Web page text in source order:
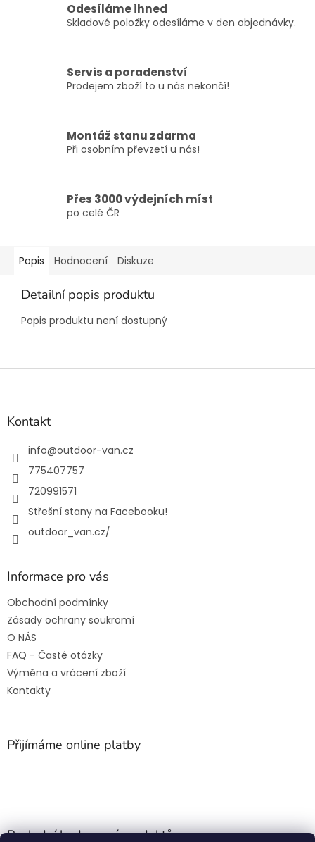
Odesíláme ihned
Skladové položky odesíláme v den objednávky.
Servis a poradenství
Prodejem zboží to u nás nekončí!
Montáž stanu zdarma
Při osobním převzetí u nás!
Přes 3000 výdejních míst
po celé ČR
Popis Hodnocení Diskuze
Detailní popis produktu
Popis produktu není dostupný
Z
Kontakt
info@outdoor-van.cz
775407757
720991571
Střešní stany na Facebooku!
outdoor_van.cz/
Informace pro vás
Obchodní podmínky
Zásady ochrany soukromí
O NÁS
FAQ - Časté otázky
Výměna a vrácení zboží
Kontakty
Přijímáme online platby
Poslední hodnocení produktů